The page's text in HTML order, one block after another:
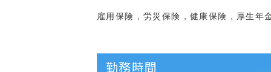
雇用保険，労災保険，健康保険，厚生年
勤務時間